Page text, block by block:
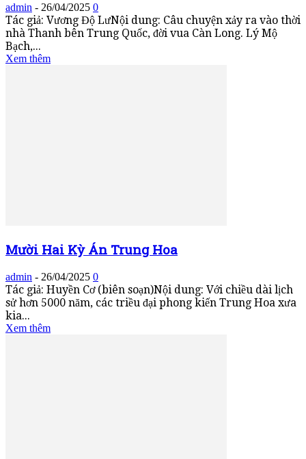
admin - 26/04/2025 0
Tác giả: Vương Độ LưNội dung: Câu chuyện xảy ra vào thời
nhà Thanh bên Trung Quốc, đời vua Càn Long. Lý Mộ
Bạch,...
Xem thêm
Mười Hai Kỳ Án Trung Hoa
admin - 26/04/2025 0
Tác giả: Huyền Cơ (biên soạn)Nội dung: Với chiều dài lịch
sử hơn 5000 năm, các triều đại phong kiến Trung Hoa xưa
kia...
Xem thêm